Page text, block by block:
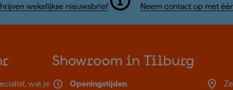
wekelijkse nieuwsbrief
Neem contact op met
wat je
Showroom in Tilburg
Openingstijden